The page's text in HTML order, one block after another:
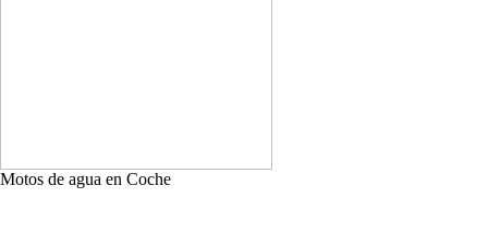
Motos de agua en Coche